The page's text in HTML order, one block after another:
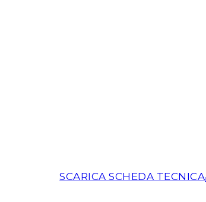
SCARICA SCHEDA TECNICA